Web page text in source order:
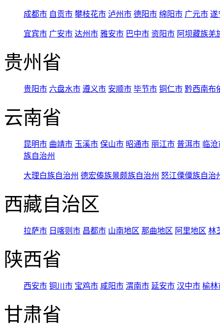
成都市 自贡市 攀枝花市 泸州市 德阳市 绵阳市 广元市 遂
宜宾市 广安市 达州市 雅安市 巴中市 资阳市 阿坝藏族羌
贵州省
贵阳市 六盘水市 遵义市 安顺市 毕节市 铜仁市 黔西南布
云南省
昆明市 曲靖市 玉溪市 保山市 昭通市 丽江市 普洱市 临
族自治州
大理白族自治州 德宏傣族景颇族自治州 怒江傈僳族自治
西藏自治区
拉萨市 日喀则市 昌都市 山南地区 那曲地区 阿里地区 林
陕西省
西安市 铜川市 宝鸡市 咸阳市 渭南市 延安市 汉中市 榆林
甘肃省